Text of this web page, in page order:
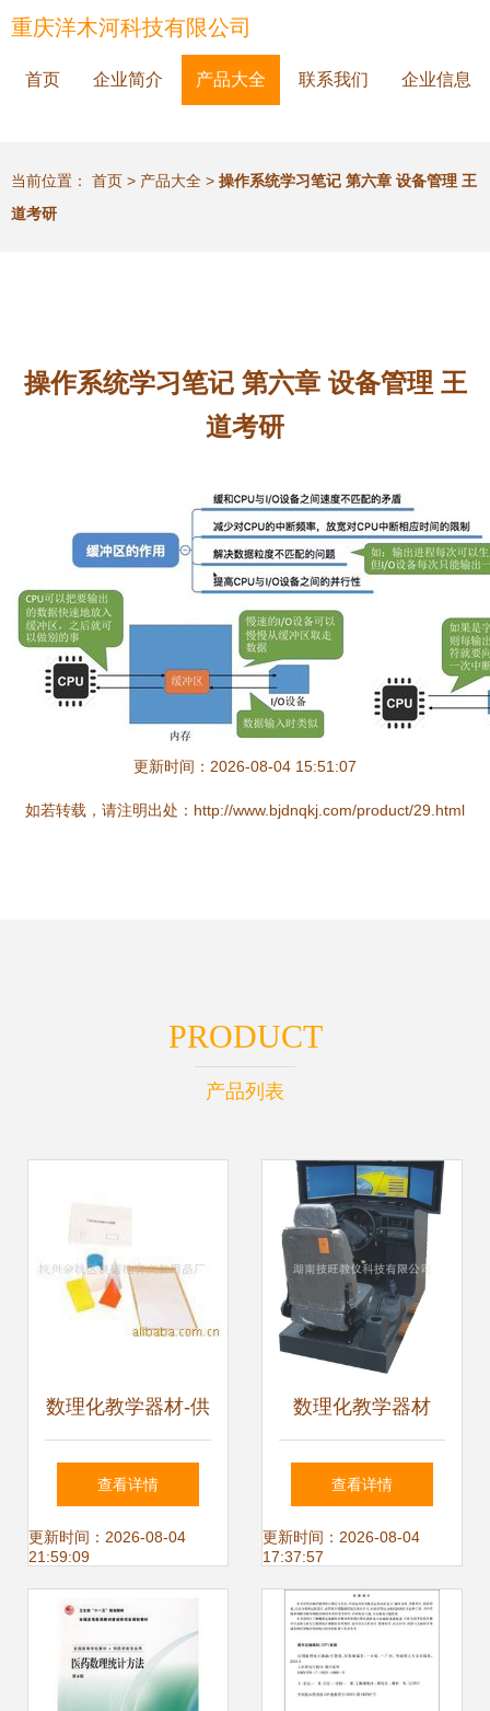
重庆洋木河科技有限公司
首页 企业简介 产品大全 联系我们 企业信息
当前位置： 首页 > 产品大全 > 操作系统学习笔记 第六章 设备管理 王
道考研
操作系统学习笔记 第六章 设备管理 王
道考研
更新时间：2026-08-04 15:51:07
如若转载，请注明出处：http://www.bjdnqkj.com/product/29.html
PRODUCT
产品列表
数理化教学器材-供
应探索几何形体展
开操作材料-数理化
教学器材尽在阿里
巴巴-杭州余.
查看详情
更新时间：2026-08-04
21:59:09
数理化教学器材
3D最新豪华三屏汽
车驾驶模拟器引领
智能教育新趋势
查看详情
更新时间：2026-08-04
17:37:57